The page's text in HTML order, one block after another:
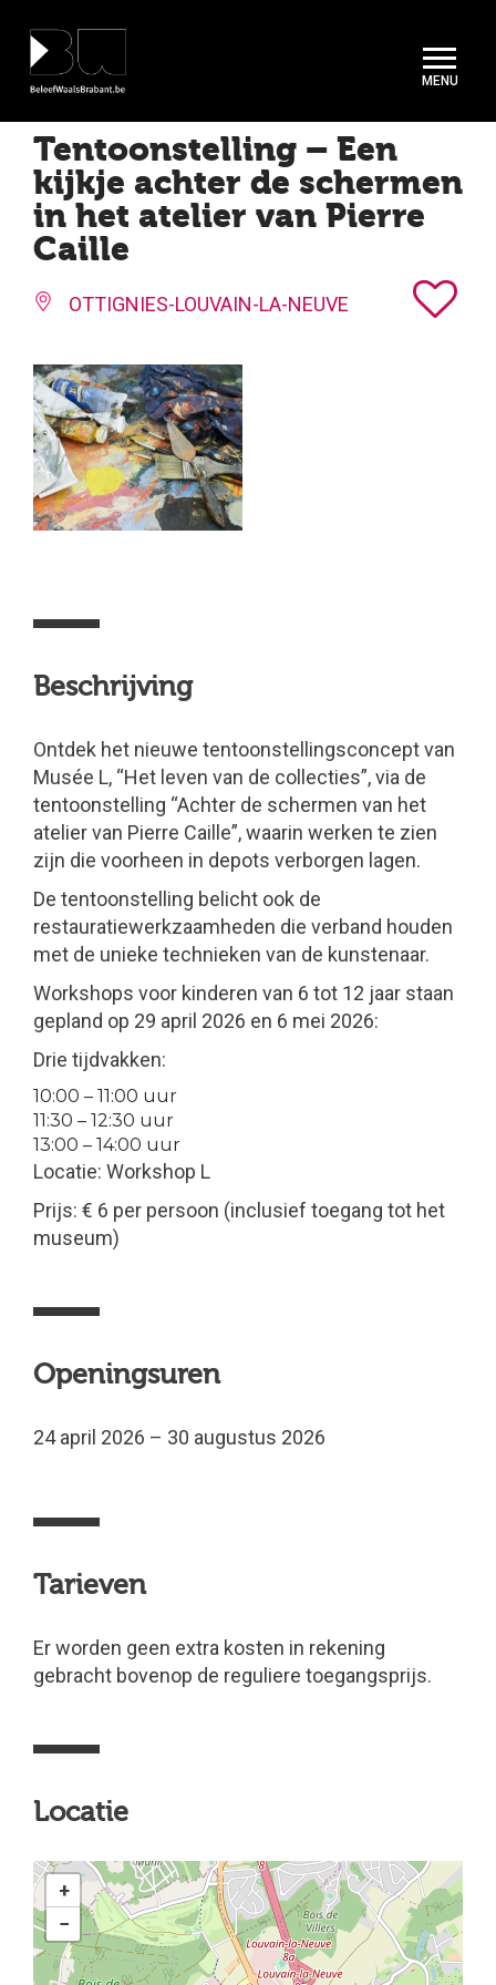
Tentoonstelling – Een
kijkje achter de schermen
in het atelier van Pierre
Caille
OTTIGNIES-LOUVAIN-LA-NEUVE
Beschrijving
Ontdek het nieuwe tentoonstellingsconcept van
Musée L, “Het leven van de collecties”, via de
tentoonstelling “Achter de schermen van het
atelier van Pierre Caille”, waarin werken te zien
zijn die voorheen in depots verborgen lagen.
De tentoonstelling belicht ook de
restauratiewerkzaamheden die verband houden
met de unieke technieken van de kunstenaar.
Workshops voor kinderen van 6 tot 12 jaar staan ​​
gepland op 29 april 2026 en 6 mei 2026:
Drie tijdvakken:
10:00 – 11:00 uur
11:30 – 12:30 uur
13:00 – 14:00 uur
Locatie: Workshop L
Prijs: € 6 per persoon (inclusief toegang tot het
museum)
Openingsuren
24 april 2026 – 30 augustus 2026
Tarieven
Er worden geen extra kosten in rekening
gebracht bovenop de reguliere toegangsprijs.
Locatie
+
−